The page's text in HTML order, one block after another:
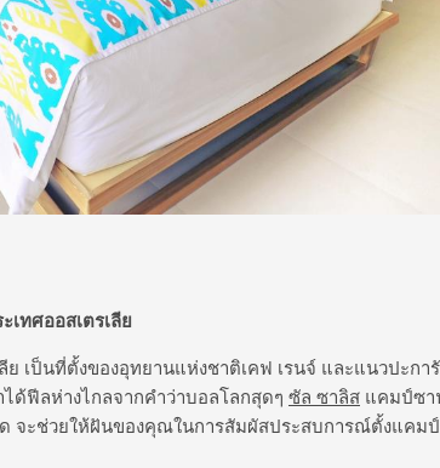
เทศออสเตรเลีย
ย เป็นที่ตั้งของอุทยานแห่งชาติเคฟ เรนจ์ และแนวปะก
ด้ฟีลห่างไกลจากคำว่าบอลโลกสุดๆ ซัล ซาลิส แคมป์ซา
จะช่วยให้ฝันของคุณในการสัมผัสประสบการณ์ตั้งแคม